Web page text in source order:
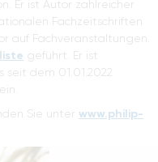
Er ist Autor zahlreicher
Fachzeitschriften
auf Fachveranstaltungen.
geführt. Er ist
dem 01.01.2022
Sie unter www.philip-